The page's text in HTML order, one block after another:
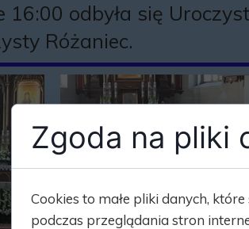
16:00 odbyła się
Różaniec.
Zgoda na pliki
Cookies to małe pliki danych,
podczas przeglądania stron